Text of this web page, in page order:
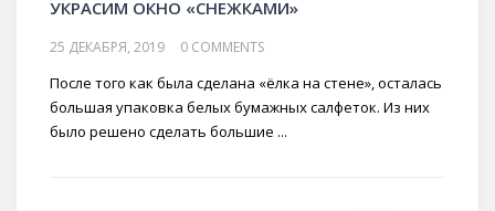
УКРАСИМ ОКНО «СНЕЖКАМИ»
25 ДЕКАБРЯ, 2019 0 COMMENTS
После того как была сделана «ёлка на стене», осталась
большая упаковка белых бумажных салфеток. Из них
было решено сделать большие ...